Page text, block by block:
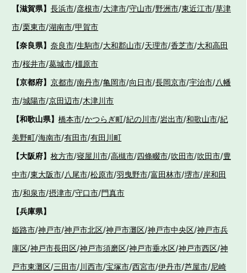
【滋賀県】 長浜市/彦根市/大津市/守山市/野洲市/東近江市/草津
市/栗東市/湖南市/甲賀市
【奈良県】 奈良市/生駒市/大和郡山市/天理市/香芝市/大和高田
市/桜井市/葛城市/橿原市
【京都府】 京都市/南丹市/亀岡市/向日市/長岡京市/宇治市/八幡
市/城陽市/京田辺市/木津川市
【和歌山県】 橋本市/かつらぎ町/紀の川市/岩出市/和歌山市/紀
美野町/海南市/有田市/有田川町
【大阪府】 枚方市/寝屋川市/高槻市/四條畷市/吹田市/吹田市/豊
中市/東大阪市/八尾市/松原市/羽曳野市/富田林市/堺市/岸和田
市/和泉市/摂津市/守口市/門真市
【兵庫県】
姫路市/神戸市/神戸市北区/神戸市灘区/神戸市中央区/神戸市兵
庫区/神戸市長田区/神戸市須磨区/神戸市垂水区/神戸市西区/神
戸市東灘区/三田市/川西市/宝塚市/西宮市/伊丹市/芦屋市/尼崎